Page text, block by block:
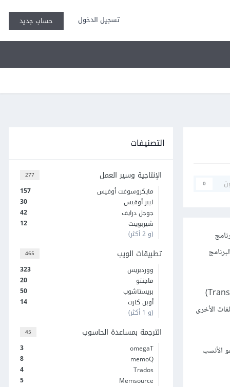
تسجيل الدخول حساب جديد
0
بادئ ذي بدء، هناك طريقين لتبدأ فيهما مع ترادوس، فإما أن تبدأ مباشرة في إنشاء المشاريع وفي تلك الحالة ستكون أول ذاكرة ترجمة (Translation Memory)
الأخرى
الأنسب
التصنيفات
277 الإنتاجية وسير العمل
157
مايكروسوفت أوفيس
30
ليبر أوفيس
42
جوجل درايف
12
شيربوينت
(و 2 أكثر)
465 تطبيقات الويب
323
ووردبريس
20
ماجنتو
50
بريستاشوب
14
أوبن كارت
(و 1 أكثر)
45 الترجمة بمساعدة الحاسوب
3
omegaT
8
memoQ
4
Trados
5
Memsource